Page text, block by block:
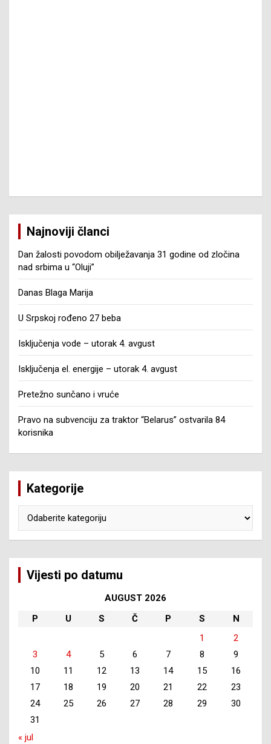
Najnoviji članci
Dan žalosti povodom obilježavanja 31 godine od zločina
nad srbima u “Oluji”
Danas Blaga Marija
U Srpskoj rođeno 27 beba
Isključenja vode – utorak 4. avgust
Isključenja el. energije – utorak 4. avgust
Pretežno sunčano i vruće
Pravo na subvenciju za traktor “Belarus” ostvarila 84
korisnika
Kategorije
Vijesti po datumu
AUGUST 2026
P
U S Č P S
N
1
2
3
4 5 6 7 8
9
10
11 12 13 14 15
16
17
18 19 20 21 22
23
24
25 26 27 28 29
30
31
« jul